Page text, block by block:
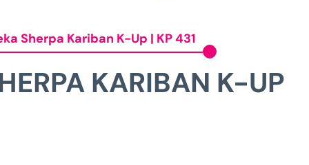
Sherpa Kariban K-Up | KP 431
KARIBAN K-UP